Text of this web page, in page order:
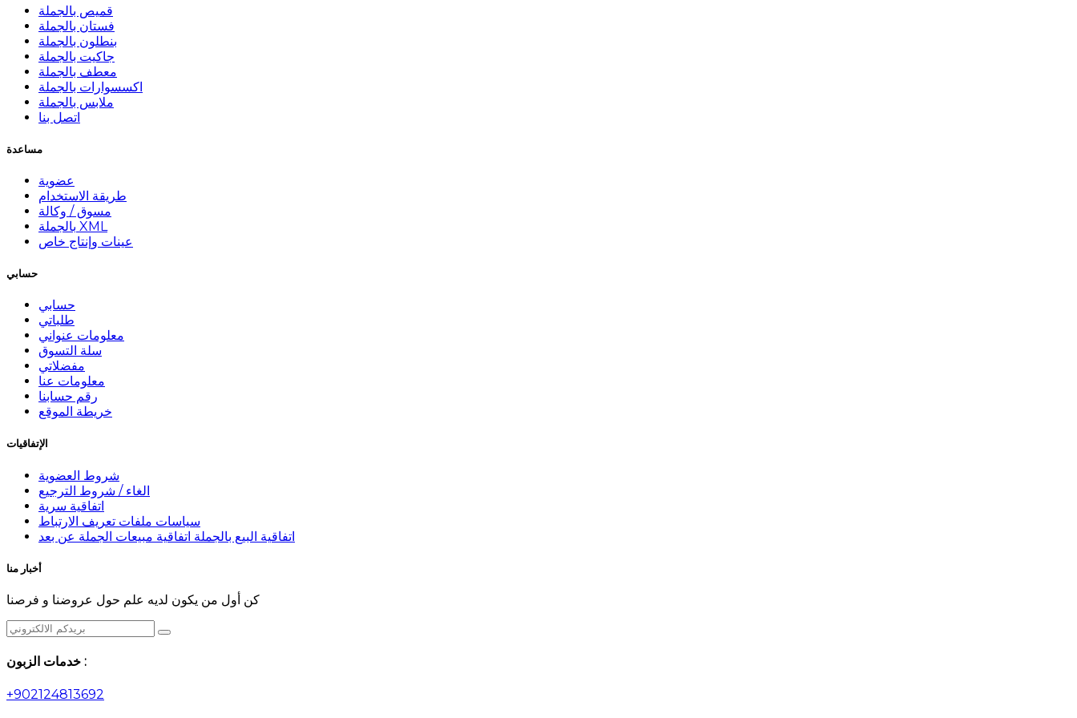
قميص بالجملة
فستان بالجملة
بنطلون بالجملة
جاكيت بالجملة
معطف بالجملة
اكسسوارات بالجملة
ملابس بالجملة
اتصل بنا
مساعدة
عضوية
طريقة الاستخدام
مسوق / وكالة
بالجملة XML
عينات وإنتاج خاص
حسابي
حسابي
طلباتي
معلومات عنواني
سلة التسوق
مفضلاتي
معلومات عنا
رقم حسابنا
خريطة الموقع
الإتفاقيات
شروط العضوية
الغاء / شروط الترجيع
اتفاقية سرية
سياسات ملفات تعريف الارتباط
اتفاقية البيع بالجملة اتفاقية مبيعات الجملة عن بعد
أخبار منا
كن أول من يكون لديه علم حول عروضنا و فرصنا
خدمات الزبون :
+902124813692